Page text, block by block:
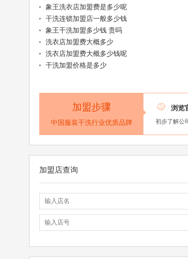
象王洗衣店加盟费是多少呢
干洗连锁加盟店一般多少钱
象王干洗加盟多少钱 贵吗
洗衣店加盟费大概多少
洗衣店加盟费大概多少钱呢
干洗加盟价格是多少
加盟步骤
中国服装干洗行业优质品牌
 浏览
初步了解公
加盟店查询